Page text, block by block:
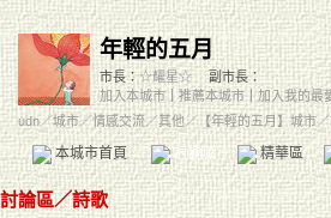
年輕的五月
市長：☆耀星☆
副市長：
加入本城市｜ 推薦本城市 ｜加入我的最
udn／城市／情感交流／其他／ 【年輕的五月】城市
本城市首頁 討論區 精華區
討論區／詩歌